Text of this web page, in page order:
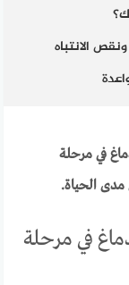
الانتباه
في مرحلة
الحياة.
في مرحلة